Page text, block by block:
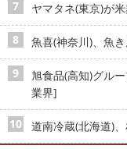
ヤマタネ(東京)が
魚喜(神奈川)、魚
旭食品(高知)グル
業界]
道南冷蔵(北海道)